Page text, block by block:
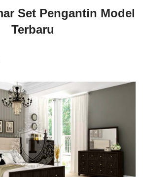
Set Pengantin Model
Terbaru